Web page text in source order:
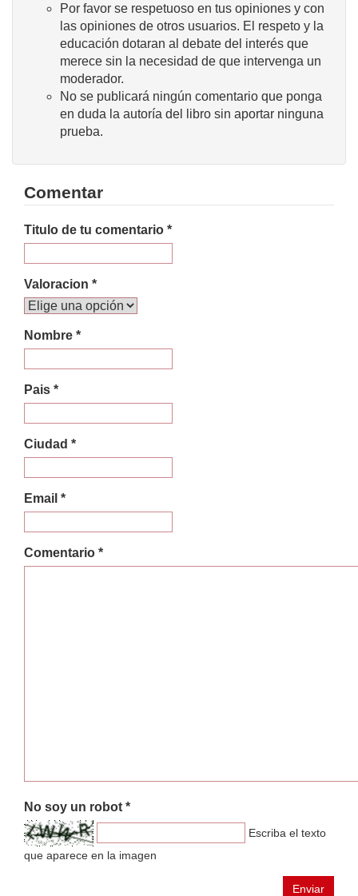
Por favor se respetuoso en tus opiniones y con
las opiniones de otros usuarios. El respeto y la
educación dotaran al debate del interés que
merece sin la necesidad de que intervenga un
moderador.
No se publicará ningún comentario que ponga
en duda la autoría del libro sin aportar ninguna
prueba.
Comentar
Titulo de tu comentario *
Valoracion *
Nombre *
Pais *
Ciudad *
Email *
Comentario *
No soy un robot *
Escriba el texto
que aparece en la imagen
Enviar